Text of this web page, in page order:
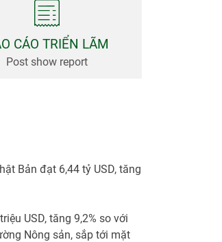
CÁO TRIỂN LÃM
Post show report
Bản đạt 6,44 tỷ USD, tăng
USD, tăng 9,2% so với
Nông sản, sắp tới mặt